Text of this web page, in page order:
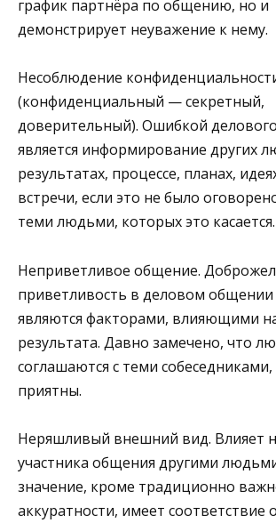
график партнёра по общению, но и
демонстрирует неуважение к нему.
Несоблюдение
(конфиденциальный — секретный,
доверительный). Ошибкой
является информирование других
результатах, процессе, планах,
встречи, если это не было
теми людьми, которых это касается.
Неприветливое общение.
приветливость в деловом общении
являются факторами, влияющими
результата. Давно замечено, что
соглашаются с теми
приятны.
Неряшливый внешний вид. Влияет
участника общения другими
значение, кроме традиционно
аккуратности, имеет соответствие